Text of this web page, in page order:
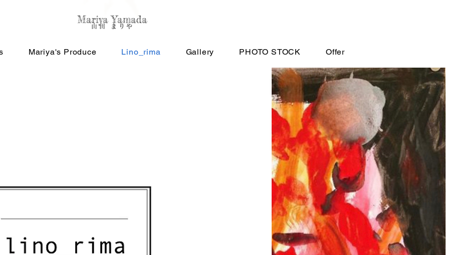
Mariya Yamada
​山田 まりや
Mariya's Produce Lino_rima Gallery PHOTO STOCK Offer